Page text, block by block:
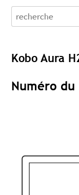
recherche
Kobo Aura
Numéro